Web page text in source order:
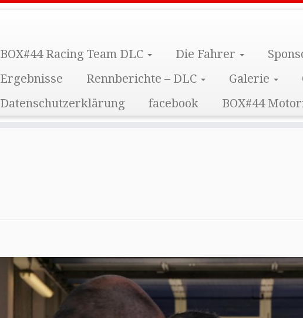
BOX#44 Racing Team DLC Die Fahrer
Ergebnisse
Rennberichte – DLC Galerie
Datenschutzerklärung
facebook BOX#44